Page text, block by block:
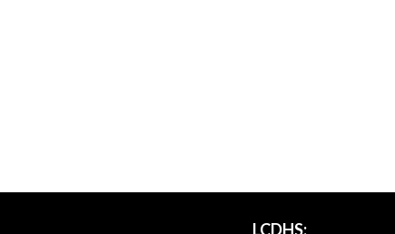
LCDHS: